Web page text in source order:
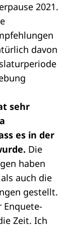
2021.
davon
sehr
es in der
Die
haben
auch die
gestellt.
Enquete-
Zeit. Ich